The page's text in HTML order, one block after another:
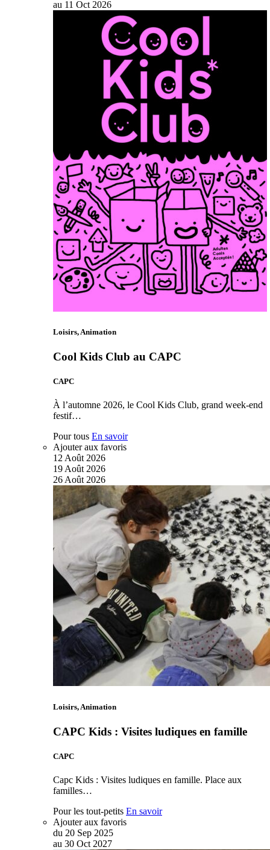
au 11 Oct 2026
Loisirs, Animation
Cool Kids Club au CAPC
CAPC
À l’automne 2026, le Cool Kids Club, grand week-end
festif…
Pour tous En savoir
Ajouter aux favoris
12Août 2026
19Août 2026
26Août 2026
Loisirs, Animation
CAPC Kids : Visites ludiques en famille
CAPC
Capc Kids : Visites ludiques en famille. Place aux
familles…
Pour les tout-petits En savoir
Ajouter aux favoris
du 20 Sep 2025
au 30 Oct 2027